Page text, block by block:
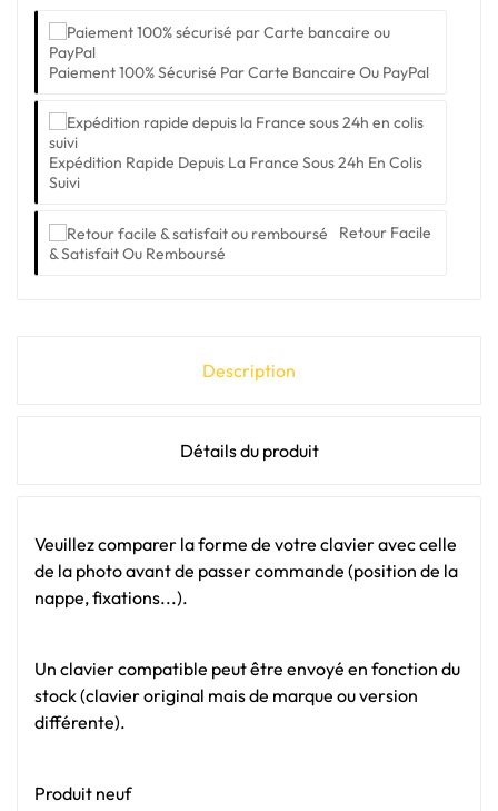
Paiement 100% Sécurisé Par Carte Bancaire Ou PayPal
Expédition Rapide Depuis La France Sous 24h En Colis
Suivi
Retour Facile
& Satisfait Ou Remboursé
Description
Détails du produit
Veuillez comparer la forme de votre clavier avec celle
de la photo avant de passer commande (position de la
nappe, fixations...).
Un clavier compatible peut être envoyé en fonction du
stock (clavier original mais de marque ou version
différente).
Produit neuf